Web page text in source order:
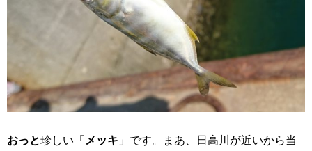
おっと珍しい「メッキ 」です。まあ、日高川が近いから当